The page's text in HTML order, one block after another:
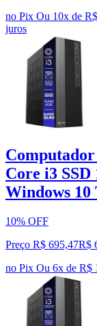
no Pix Ou 10x de
juros
Core i3
Windows 10
10% OFF
Preço R$ 695,47R$
no Pix Ou 6x de R$